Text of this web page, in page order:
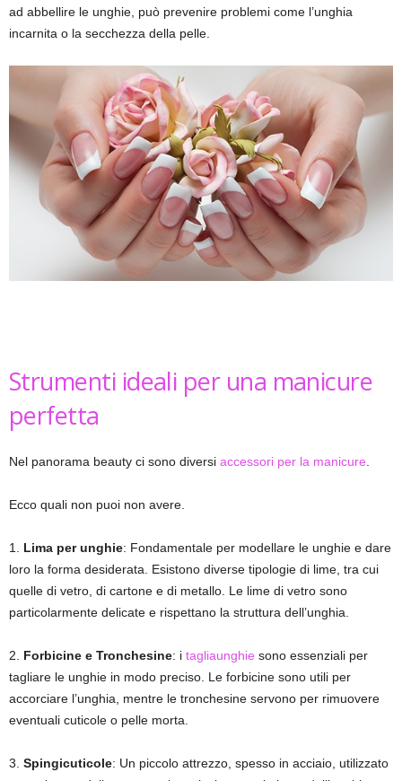
ad abbellire le unghie, può prevenire problemi come l’unghia
incarnita o la secchezza della pelle.
Strumenti ideali per una manicure
perfetta
Nel panorama beauty ci sono diversi accessori per la manicure
Ecco quali non puoi non avere.
1. Lima per unghie: Fondamentale per modellare le unghie e dare
loro la forma desiderata. Esistono diverse tipologie di lime, tra cui
quelle di vetro, di cartone e di metallo. Le lime di vetro sono
particolarmente delicate e rispettano la struttura dell’unghia.
2. Forbicine e Tronchesine: i tagliaunghie sono essenziali per
tagliare le unghie in modo preciso. Le forbicine sono utili per
accorciare l’unghia, mentre le tronchesine servono per rimuovere
eventuali cuticole o pelle morta.
3. Spingicuticole: Un piccolo attrezzo, spesso in acciaio, utilizzato